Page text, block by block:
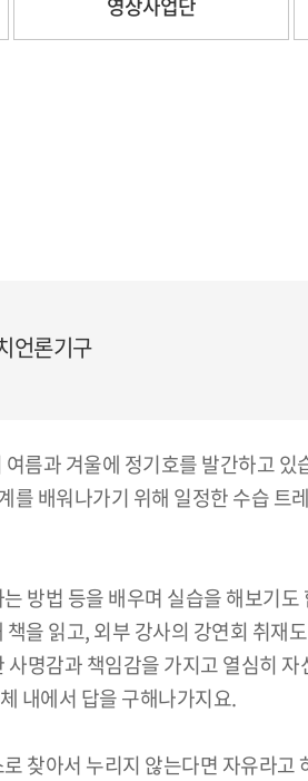
영상사업단
언론기구
름과 겨울에 정기호를 발간하고
배워나가기 위해 일정한 수습
방법 등을 배우며 실습을 해보기
을 읽고, 외부 강사의 강연회 취재
명감과 책임감을 가지고 열심히
내에서 답을 구해나가지요.
찾아서 누리지 않는다면 자유라